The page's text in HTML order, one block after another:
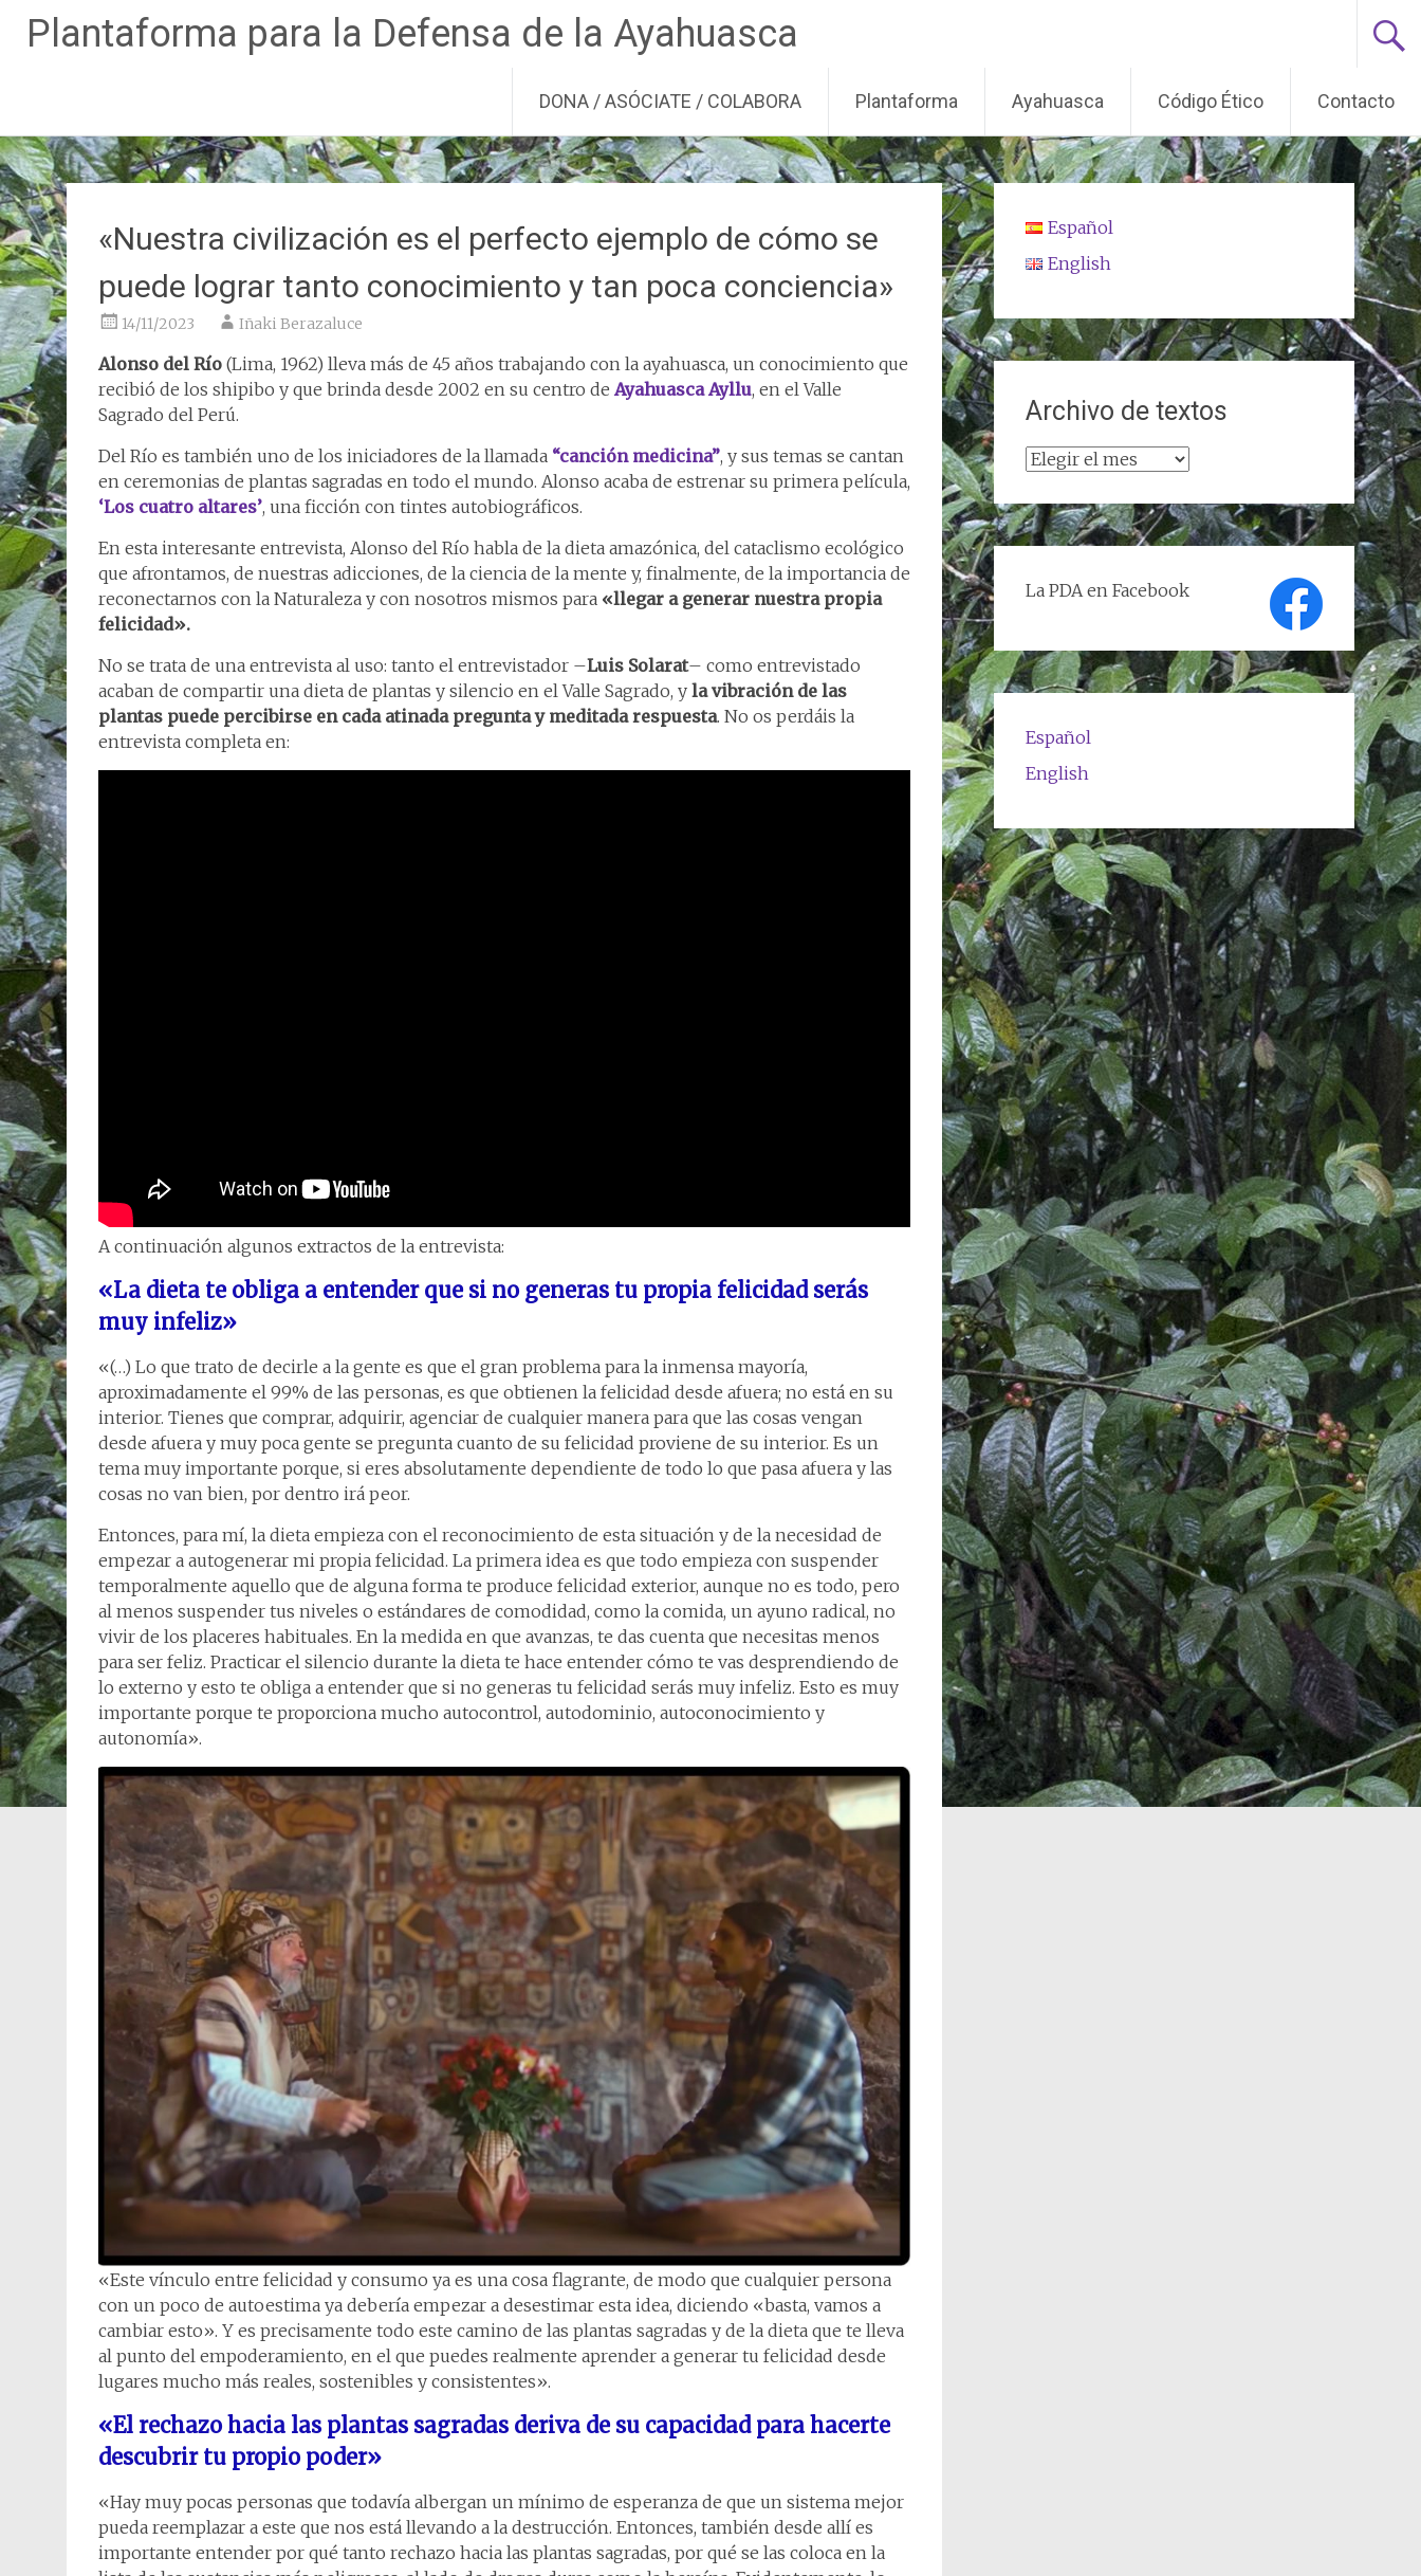
Ir
al
contenido
Plantaforma para la Defensa de la Ayahuasca
DONA / ASÓCIATE / COLABORA Plantaforma Ayahuasca Código Ético Contacto
«Nuestra civilización es el perfecto ejemplo de cómo se
puede lograr tanto conocimiento y tan poca conciencia»
14/11/2023 Iñaki Berazaluce
Alonso del Río (Lima, 1962) lleva más de 45 años trabajando con la ayahuasca, un conocimiento que
recibió de los shipibo y que brinda desde 2002 en su centro de Ayahuasca Ayllu, en el Valle
Sagrado del Perú.
Del Río es también uno de los iniciadores de la llamada “canción medicina”, y sus temas se cantan
en ceremonias de plantas sagradas en todo el mundo. Alonso acaba de estrenar su primera película,
‘Los cuatro altares’, una ficción con tintes autobiográficos.
En esta interesante entrevista, Alonso del Río habla de la dieta amazónica, del cataclismo ecológico
que afrontamos, de nuestras adicciones, de la ciencia de la mente y, finalmente, de la importancia de
reconectarnos con la Naturaleza y con nosotros mismos para «llegar a generar nuestra propia
felicidad».
No se trata de una entrevista al uso: tanto el entrevistador –Luis Solarat– como entrevistado
acaban de compartir una dieta de plantas y silencio en el Valle Sagrado, y la vibración de las
plantas puede percibirse en cada atinada pregunta y meditada respuesta. No os perdáis la
entrevista completa en:
A continuación algunos extractos de la entrevista:
«La dieta te obliga a entender que si no generas tu propia felicidad serás
muy infeliz»
«(…) Lo que trato de decirle a la gente es que el gran problema para la inmensa mayoría,
aproximadamente el 99% de las personas, es que obtienen la felicidad desde afuera; no está en su
interior. Tienes que comprar, adquirir, agenciar de cualquier manera para que las cosas vengan
desde afuera y muy poca gente se pregunta cuanto de su felicidad proviene de su interior. Es un
tema muy importante porque, si eres absolutamente dependiente de todo lo que pasa afuera y las
cosas no van bien, por dentro irá peor.
Entonces, para mí, la dieta empieza con el reconocimiento de esta situación y de la necesidad de
empezar a autogenerar mi propia felicidad. La primera idea es que todo empieza con suspender
temporalmente aquello que de alguna forma te produce felicidad exterior, aunque no es todo, pero
al menos suspender tus niveles o estándares de comodidad, como la comida, un ayuno radical, no
vivir de los placeres habituales. En la medida en que avanzas, te das cuenta que necesitas menos
para ser feliz. Practicar el silencio durante la dieta te hace entender cómo te vas desprendiendo de
lo externo y esto te obliga a entender que si no generas tu felicidad serás muy infeliz. Esto es muy
importante porque te proporciona mucho autocontrol, autodominio, autoconocimiento y
autonomía».
«Este vínculo entre felicidad y consumo ya es una cosa flagrante, de modo que cualquier persona
con un poco de autoestima ya debería empezar a desestimar esta idea, diciendo «basta, vamos a
cambiar esto». Y es precisamente todo este camino de las plantas sagradas y de la dieta que te lleva
al punto del empoderamiento, en el que puedes realmente aprender a generar tu felicidad desde
lugares mucho más reales, sostenibles y consistentes».
«El rechazo hacia las plantas sagradas deriva de su capacidad para hacerte
descubrir tu propio poder»
«Hay muy pocas personas que todavía albergan un mínimo de esperanza de que un sistema mejor
pueda reemplazar a este que nos está llevando a la destrucción. Entonces, también desde allí es
importante entender por qué tanto rechazo hacia las plantas sagradas, por qué se las coloca en la
Español
English
Archivo de textos
Archivo
textos
La PDA en Facebook
Español
English